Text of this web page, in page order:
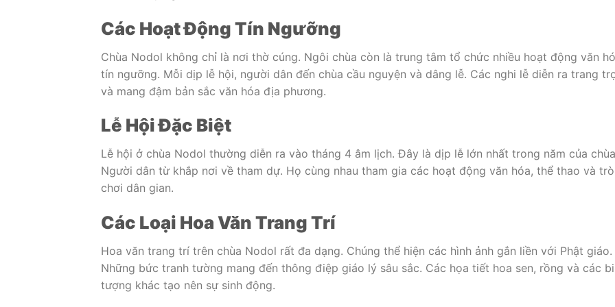
Các Hoạt Động Tín Ngưỡng
Chùa Nodol không chỉ là nơi thờ cúng. Ngôi chùa còn là trung tâm tổ chức nhiều hoạt động văn
tín ngưỡng. Mỗi dịp lễ hội, người dân đến chùa cầu nguyện và dâng lễ. Các nghi lễ diễn ra trang
và mang đậm bản sắc văn hóa địa phương.
Lễ Hội Đặc Biệt
Lễ hội ở chùa Nodol thường diễn ra vào tháng 4 âm lịch. Đây là dịp lễ lớn nhất trong năm của
Người dân từ khắp nơi về tham dự. Họ cùng nhau tham gia các hoạt động văn hóa, thể thao và trò
chơi dân gian.
Các Loại Hoa Văn Trang Trí
Hoa văn trang trí trên chùa Nodol rất đa dạng. Chúng thể hiện các hình ảnh gắn liền với Phật giáo.
Những bức tranh tường mang đến thông điệp giáo lý sâu sắc. Các họa tiết hoa sen, rồng và các
tượng khác tạo nên sự sinh động.